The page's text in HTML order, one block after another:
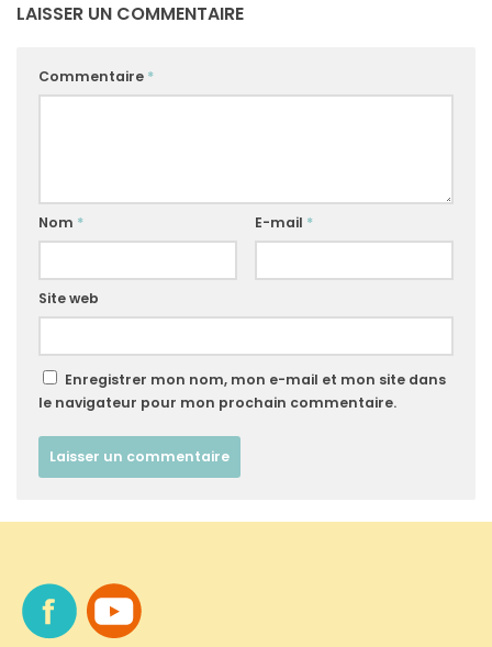
LAISSER UN COMMENTAIRE
Commentaire *
Nom * E-mail *
Site web
Enregistrer mon nom, mon e-mail et mon site dans
le navigateur pour mon prochain commentaire.